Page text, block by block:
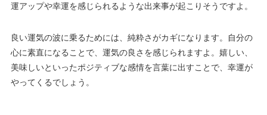
運アップや幸運を感じられるような出来事が起こりそうですよ。
良い運気の波に乗るためには、純粋さがカギになります。自分の
心に素直になることで、運気の良さを感じられますよ。嬉しい、
美味しいといったポジティブな感情を言葉に出すことで、幸運が
やってくるでしょう。